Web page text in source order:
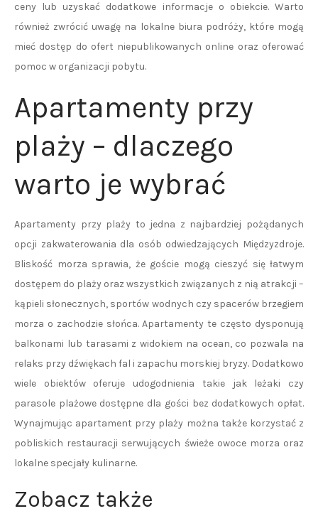
ceny lub uzyskać dodatkowe informacje o obiekcie. Warto
również zwrócić uwagę na lokalne biura podróży, które mogą
mieć dostęp do ofert niepublikowanych online oraz oferować
pomoc w organizacji pobytu.
Apartamenty przy
plaży – dlaczego
warto je wybrać
Apartamenty przy plaży to jedna z najbardziej pożądanych
opcji zakwaterowania dla osób odwiedzających Międzyzdroje.
Bliskość morza sprawia, że goście mogą cieszyć się łatwym
dostępem do plaży oraz wszystkich związanych z nią atrakcji –
kąpieli słonecznych, sportów wodnych czy spacerów brzegiem
morza o zachodzie słońca. Apartamenty te często dysponują
balkonami lub tarasami z widokiem na ocean, co pozwala na
relaks przy dźwiękach fal i zapachu morskiej bryzy. Dodatkowo
wiele obiektów oferuje udogodnienia takie jak leżaki czy
parasole plażowe dostępne dla gości bez dodatkowych opłat.
Wynajmując apartament przy plaży można także korzystać z
pobliskich restauracji serwujących świeże owoce morza oraz
lokalne specjały kulinarne.
Zobacz także